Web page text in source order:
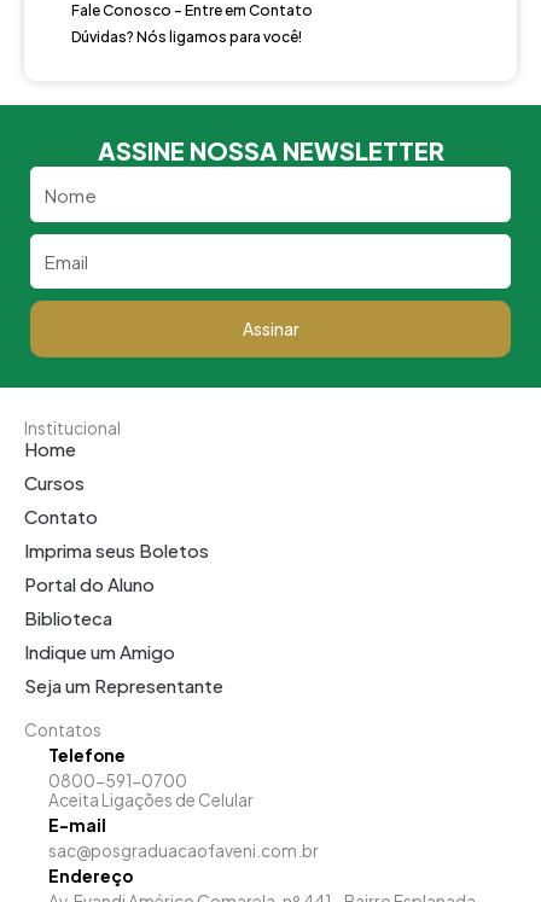
Fale Conosco - Entre em Contato
Dúvidas? Nós ligamos para você!
ASSINE NOSSA NEWSLETTER
Assinar
Institucional
Home
Cursos
Contato
Imprima seus Boletos
Portal do Aluno
Biblioteca
Indique um Amigo
Seja um Representante
Contatos
Telefone
0800-591-0700
Aceita Ligações de Celular
E-mail
sac@posgraduacaofaveni.com.br
Endereço